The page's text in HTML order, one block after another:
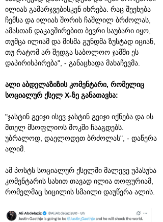
ილიას გამარჯვებისკენ იხრება. რაც შეეხება
ჩემსა და ილიას შორის ჩაშლილ ბრძოლას,
ამასთან დაკავშირებით ბევრი საუბარი იყო,
თუმცა ილიამ და მისმა გუნდმა ზუსტად იციან,
თუ რატომ არ შედგა საბოლოო ჯამში ეს
დაპირისპირება", - განაცხადა მახაჩევმა.
ალი აბდელაზიზის კომენტარი, რომელიც
სოციალურ ქსელ X-ზე განათავსა:
"ჯასტინ გეიჯი ისევ ჯასტინ გეიჯი იქნება და ის
მთელ მსოფლიოს შოკში ჩააგდებს.
უბრალოდ, დაელოდეთ ბრძოლას", - დაწერა
ალიმ.
ამ პოსტს სოციალურ ქსელში მალევე უპასუხა
კომენტარის სახით თავად ილია თოფურიამ,
რომელმაც სიცილის სმაილი დაუწერა ალის.